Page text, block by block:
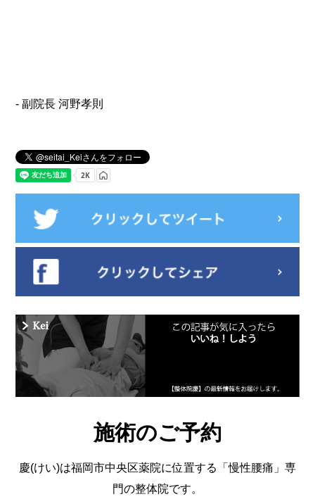
- 副院長 河野孝則
施術のご予約
慶(けい)は福岡市中央区薬院に位置する「慢性腰痛」専
門の整体院です。